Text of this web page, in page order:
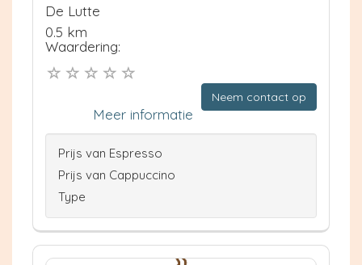
De Lutte
0.5 km
Waardering:
Neem contact op
Meer informatie
Prijs van Espresso
Prijs van Cappuccino
Type